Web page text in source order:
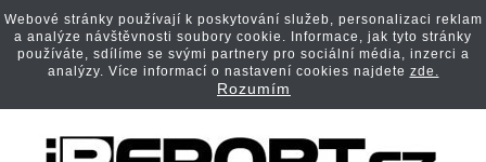
Webové stránky používají k poskytování služeb, personalizaci reklam
a analýze návštěvnosti soubory cookie. Informace, jak tyto stránky
používáte, sdílíme se svými partnery pro sociální média, inzerci a
analýzy. Více informací o nastavení cookies najdete zde.
Rozumím